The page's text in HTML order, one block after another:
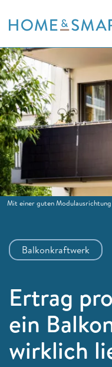
to
Balkonkraftwerk
Ertrag
ein
wirklich
Mit einer guten